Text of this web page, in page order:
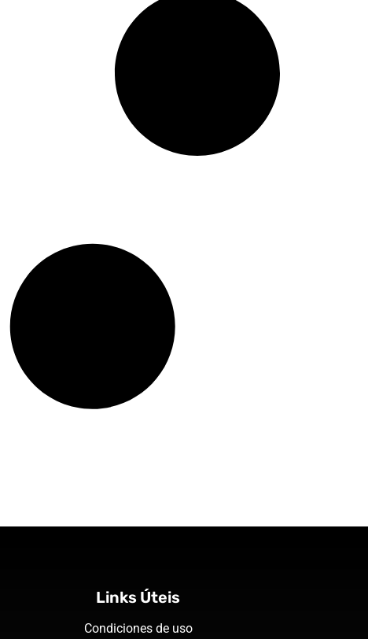
Links Úteis
Condiciones de uso